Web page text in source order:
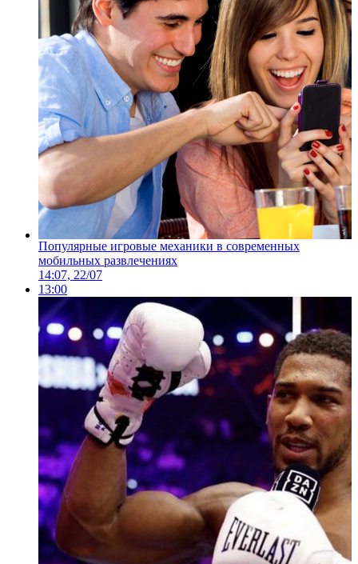
Популярные игровые механики в современных
мобильных развлечениях
14:07, 22/07
13:00